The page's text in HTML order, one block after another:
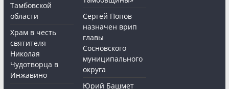
Тамбовской
области
Храм в честь
святителя
Николая
Чудотворца в
Инжавино
Сергей Попов
назначен врип
главы
Сосновского
муниципального
округа
Юрий Башмет